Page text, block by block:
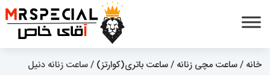
خانه /ساعت مچی زنانه /ساعت باتری(کوارتز) / ساعت زنانه دنیل